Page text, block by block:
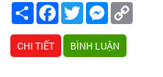
Share FacebookTwitterMessenger
CHI TIẾT BÌNH LUẬN